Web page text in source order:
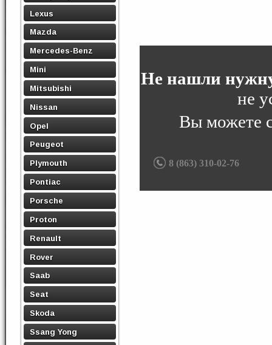
Lexus
Mazda
Mercedes-Benz
Mini
Mitsubishi
Nissan
Opel
Peugeot
Plymouth
Pontiac
Porsche
Proton
Renault
Rover
Saab
Seat
Skoda
Ssang Yong
Не нашли
не
Вы можете
8 (863) 310-02-76